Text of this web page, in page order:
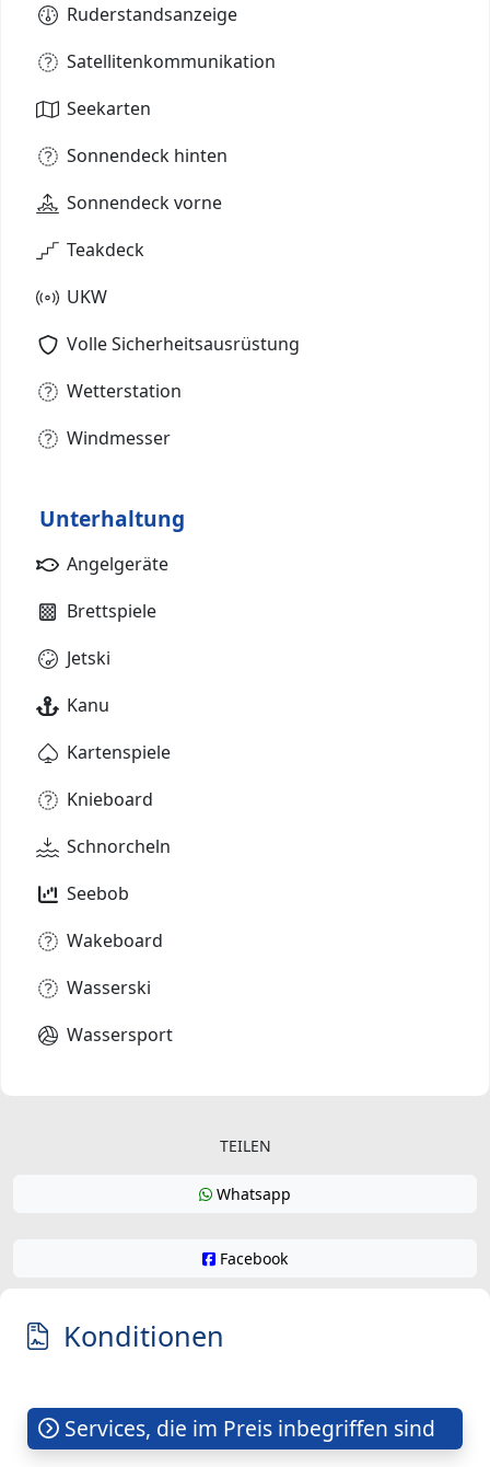
Ruderstandsanzeige
Satellitenkommunikation
Seekarten
Sonnendeck hinten
Sonnendeck vorne
Teakdeck
UKW
Volle Sicherheitsausrüstung
Wetterstation
Windmesser
Unterhaltung
Angelgeräte
Brettspiele
Jetski
Kanu
Kartenspiele
Knieboard
Schnorcheln
Seebob
Wakeboard
Wasserski
Wassersport
TEILEN
Whatsapp
Facebook
Konditionen
Services, die im Preis inbegriffen sind